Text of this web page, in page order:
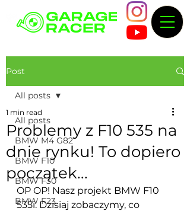
Post
All posts
BMW M4 G82
BMW F10
BMW F30
BMW F23
All posts
Problemy z F10 535 na
dnie rynku! To dopiero
początek...
1 min read
OP OP! Nasz projekt BMW F10
535i. Dzisiaj zobaczymy, co